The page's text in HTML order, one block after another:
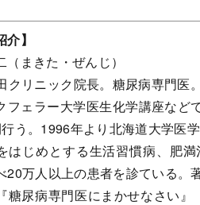
介】
（まきた・ぜんじ）
クリニック院長。糖尿病専門医
フェラー大学医生化学講座など
う。1996年より北海道大学医
はじめとする生活習慣病、肥
20万人以上の患者を診ている
糖尿病専門医にまかせなさい